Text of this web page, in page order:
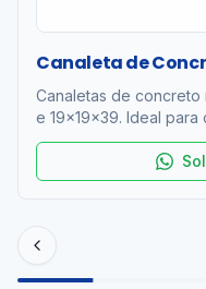
Canaleta de
Canaletas de concreto
e 19x19x39. Ideal para
orçamento!